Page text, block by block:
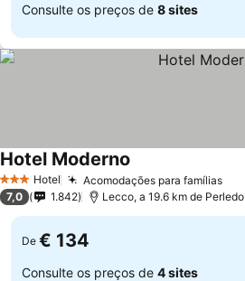
Consulte os preços de 8 sites
3 EstrelasHotel Acomodações para famílias
Hotel Moderno
7,0 1.842 Lecco, a 19.6 km de Perledo
De € 134
Consulte os preços de 4 sites